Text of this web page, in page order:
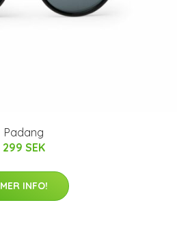
Padang
299 SEK
MER INFO!